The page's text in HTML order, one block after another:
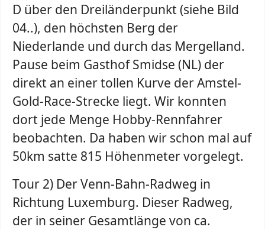
D über den Dreiländerpunkt (siehe Bild
04..), den höchsten Berg der
Niederlande und durch das Mergelland.
Pause beim Gasthof Smidse (NL) der
direkt an einer tollen Kurve der Amstel-
Gold-Race-Strecke liegt. Wir konnten
dort jede Menge Hobby-Rennfahrer
beobachten. Da haben wir schon mal auf
50km satte 815 Höhenmeter vorgelegt.
Tour 2) Der Venn-Bahn-Radweg in
Richtung Luxemburg. Dieser Radweg,
der in seiner Gesamtlänge von ca.